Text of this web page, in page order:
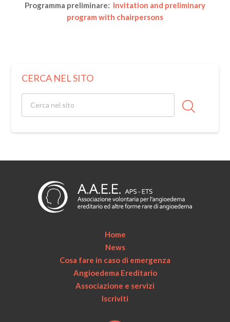
Programma preliminare: Invitation and preliminary
program with chairpersons
CERCA NEL SITO
Home
News
Cosa fare in caso di emergenza
Angioedema Ereditario
Associazione e servizi
Iscriviti